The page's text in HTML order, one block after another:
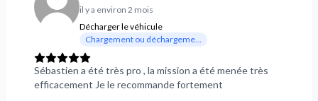
il y a environ 2 mois
Décharger le véhicule
Sébastien a été très pro , la mission a été menée très
efficacement Je le recommande fortement